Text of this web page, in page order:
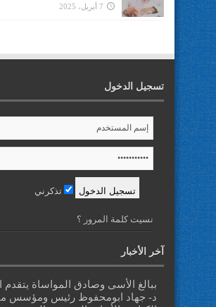
7 أبريل، 2025
تسجيل الدخول
تذكرني
نسيت كلمة المرور ؟
آخر الأخبار
ببالغ الأسى وصادق المواساة
د- جهاد ابومحفوظ رئيس ومؤسس